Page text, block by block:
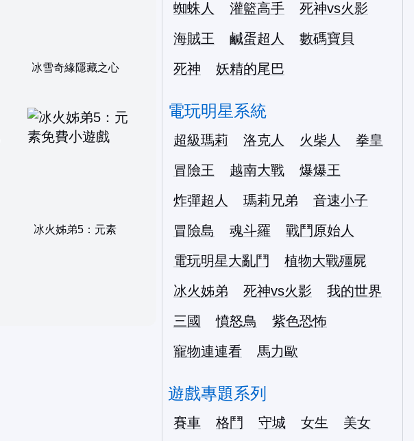
冰雪奇緣隱藏之心
冰火姊弟5：元素
蜘蛛人
灌籃高手
死神vs火影
海賊王
鹹蛋超人
數碼寶貝
死神
妖精的尾巴
電玩明星系統
超級瑪莉 洛克人 火柴人
拳皇
冒險王
越南大戰
爆爆王
炸彈超人
瑪莉兄弟
音速小子
冒險島
魂斗羅
戰鬥原始人
電玩明星大亂鬥
植物大戰殭屍
冰火姊弟
死神vs火影
我的世界
三國
憤怒鳥
紫色恐怖
寵物連連看
馬力歐
遊戲專題系列
賽車 格鬥 守城 女生
美女